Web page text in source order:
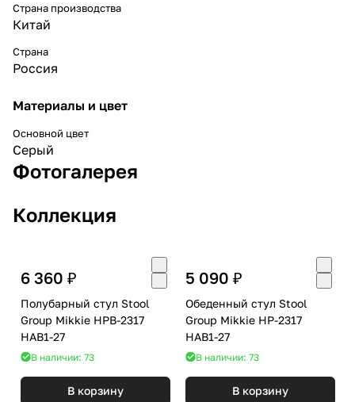
Страна производства
Китай
Страна
Россия
Материалы и цвет
Основной цвет
Серый
Фотогалерея
Коллекция
6 360 ₽
Полубарный стул Stool
Group Mikkie HPB-2317
HAB1-27
В наличии: 73
В корзину
5 090 ₽
Обеденный стул Stool
Group Mikkie HP-2317
HAB1-27
В наличии: 73
В корзину